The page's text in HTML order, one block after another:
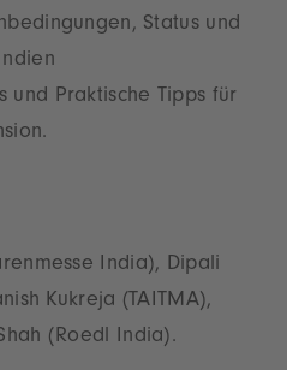
Status und
und Praktische Tipps für
India), Dipali
Kukreja (TAITMA),
(Roedl India).